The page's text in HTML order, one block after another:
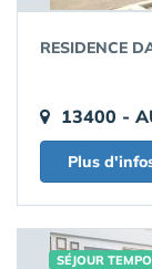
RESIDENCE
13400 -
Plus
SÉJOUR